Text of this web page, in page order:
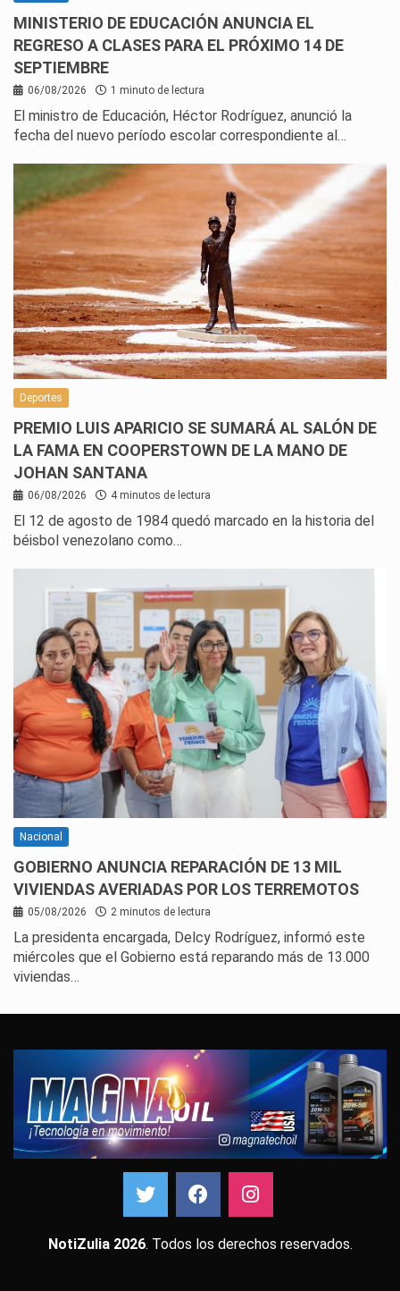
MINISTERIO DE EDUCACIÓN ANUNCIA EL
REGRESO A CLASES PARA EL PRÓXIMO 14 DE
SEPTIEMBRE
06/08/2026 1 minuto de lectura
El ministro de Educación, Héctor Rodríguez, anunció la
fecha del nuevo período escolar correspondiente al…
Deportes
PREMIO LUIS APARICIO SE SUMARÁ AL SALÓN DE
LA FAMA EN COOPERSTOWN DE LA MANO DE
JOHAN SANTANA
06/08/2026 4 minutos de lectura
El 12 de agosto de 1984 quedó marcado en la historia del
béisbol venezolano como…
Nacional
GOBIERNO ANUNCIA REPARACIÓN DE 13 MIL
VIVIENDAS AVERIADAS POR LOS TERREMOTOS
05/08/2026 2 minutos de lectura
La presidenta encargada, Delcy Rodríguez, informó este
miércoles que el Gobierno está reparando más de 13.000
viviendas…
NotiZulia 2026. Todos los derechos reservados.